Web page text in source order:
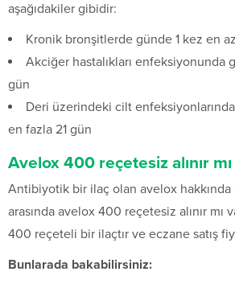
aşağıdakiler gibidir:
Kronik bronşitlerde günde 1 kez en
Akciğer hastalıkları enfeksiyonunda
gün
Deri üzerindeki cilt
en fazla 21 gün
Avelox 400 reçetesiz alınır mı
Antibiyotik bir ilaç olan avelox
arasında avelox 400 reçetesiz alınır mı
400 reçeteli bir ilaçtır ve eczane satış
Bunlarada bakabilirsiniz: